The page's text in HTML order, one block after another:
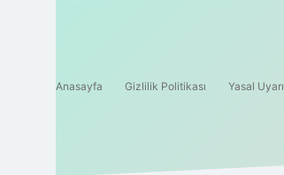
Anasayfa Gizlilik Politikası Yasal Uyarı